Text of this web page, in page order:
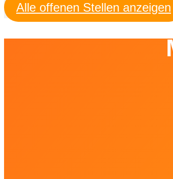
Alle offenen Stellen anzeigen